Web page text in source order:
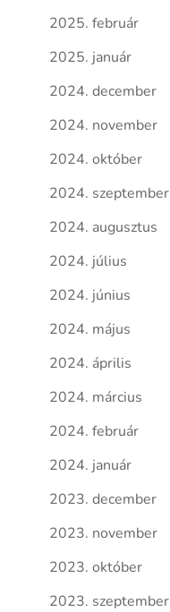
2025. február
2025. január
2024. december
2024. november
2024. október
2024. szeptember
2024. augusztus
2024. július
2024. június
2024. május
2024. április
2024. március
2024. február
2024. január
2023. december
2023. november
2023. október
2023. szeptember